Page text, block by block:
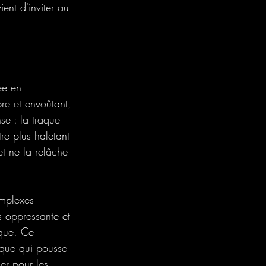
d'inviter au
en
et envoûtant,
: la traque
plus haletant
ne la relâche
et
Ce
qui pousse